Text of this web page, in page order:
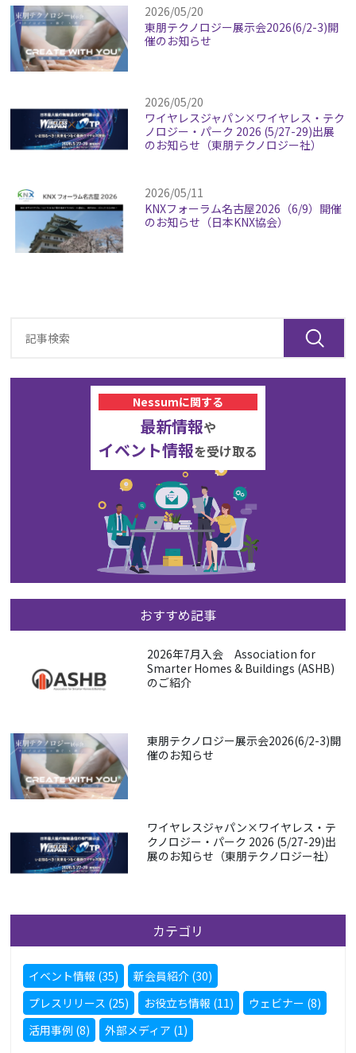
2026/05/20
東朋テクノロジー展示会2026(6/2-3)開
催のお知らせ
2026/05/20
ワイヤレスジャパン×ワイヤレス・テク
ノロジー・パーク 2026 (5/27-29)出展
のお知らせ（東朋テクノロジー社）
2026/05/11
KNXフォーラム名古屋2026（6/9）開催
のお知らせ（日本KNX協会）
Nessumに関する
最新情報や
イベント情報を受け取る
おすすめ記事
2026年7月入会 Association for
Smarter Homes & Buildings (ASHB)
のご紹介
東朋テクノロジー展示会2026(6/2-3)開
催のお知らせ
ワイヤレスジャパン×ワイヤレス・テ
クノロジー・パーク 2026 (5/27-29)出
展のお知らせ（東朋テクノロジー社）
カテゴリ
イベント情報 (35)
新会員紹介 (30)
プレスリリース (25)
お役立ち情報 (11)
ウェビナー (8)
活用事例 (8)
外部メディア (1)